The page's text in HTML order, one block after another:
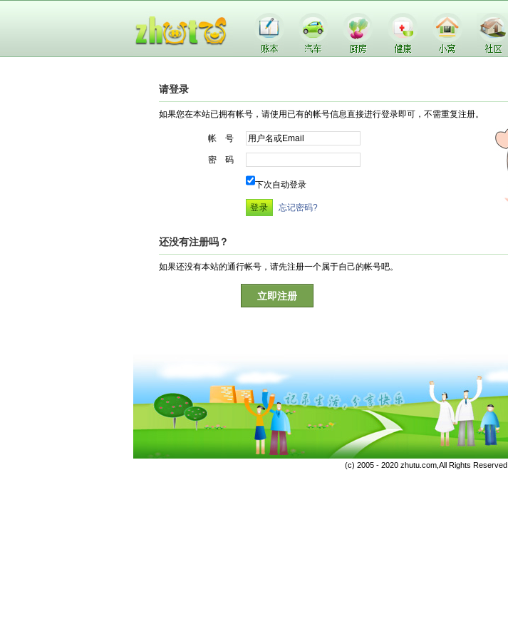
请登录
如果您在本站已拥有帐号，请使用已有的帐号信息直接进行登录即可，不需重复注册。
帐 号
密 码
下次自动登录
忘记密码?
还没有注册吗？
如果还没有本站的通行帐号，请先注册一个属于自己的帐号吧。
立即注册
(c) 2005 - 2020 zhutu.com,All Rights Reserved